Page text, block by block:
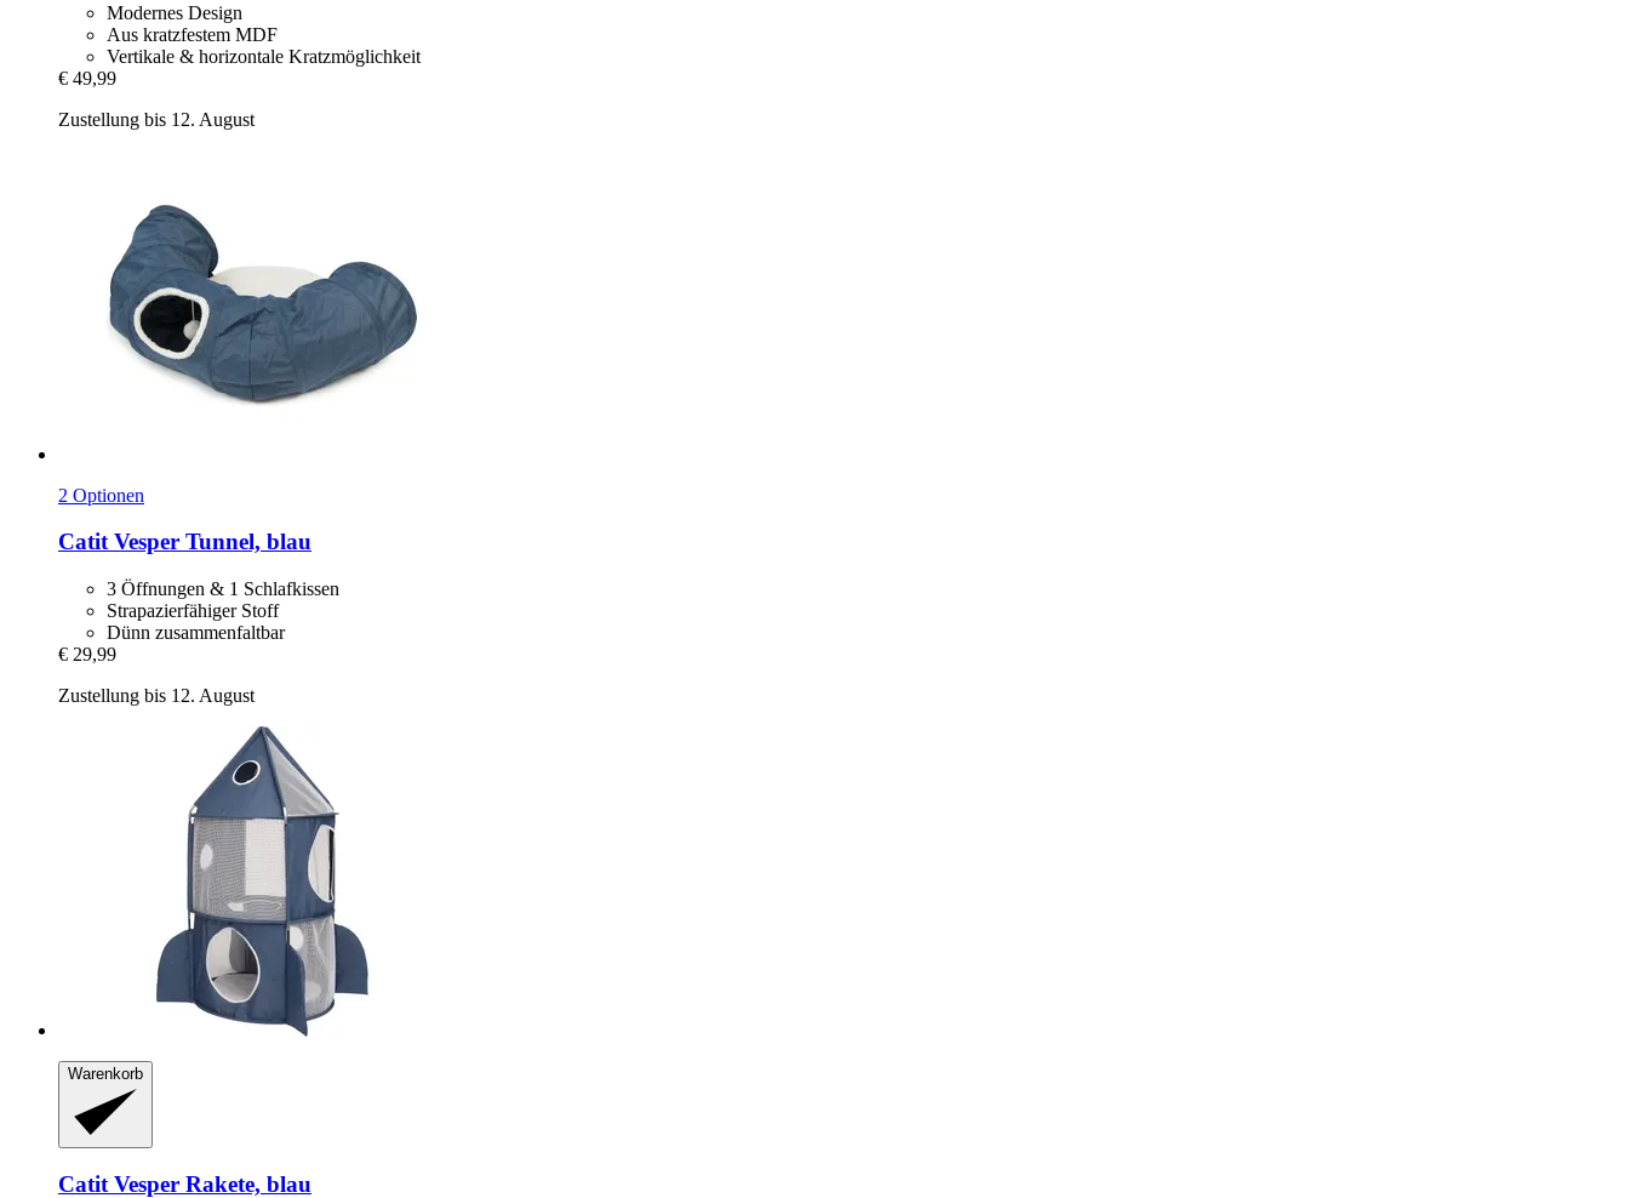
Modernes Design
Aus kratzfestem MDF
Vertikale & horizontale Kratzmöglichkeit
€ 49,99
Zustellung bis 12. August
2 Optionen
CatitVesper Tunnel, blau
3 Öffnungen & 1 Schlafkissen
Strapazierfähiger Stoff
Dünn zusammenfaltbar
€ 29,99
Zustellung bis 12. August
Warenkorb
Catit Vesper Rakete, blau